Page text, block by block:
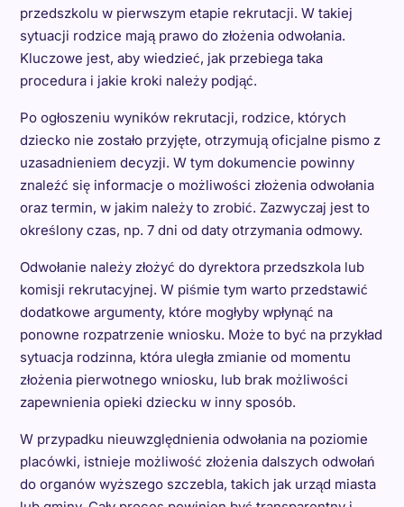
przedszkolu w pierwszym etapie rekrutacji. W takiej
sytuacji rodzice mają prawo do złożenia odwołania.
Kluczowe jest, aby wiedzieć, jak przebiega taka
procedura i jakie kroki należy podjąć.
Po ogłoszeniu wyników rekrutacji, rodzice, których
dziecko nie zostało przyjęte, otrzymują oficjalne pismo z
uzasadnieniem decyzji. W tym dokumencie powinny
znaleźć się informacje o możliwości złożenia odwołania
oraz termin, w jakim należy to zrobić. Zazwyczaj jest to
określony czas, np. 7 dni od daty otrzymania odmowy.
Odwołanie należy złożyć do dyrektora przedszkola lub
komisji rekrutacyjnej. W piśmie tym warto przedstawić
dodatkowe argumenty, które mogłyby wpłynąć na
ponowne rozpatrzenie wniosku. Może to być na przykład
sytuacja rodzinna, która uległa zmianie od momentu
złożenia pierwotnego wniosku, lub brak możliwości
zapewnienia opieki dziecku w inny sposób.
W przypadku nieuwzględnienia odwołania na poziomie
placówki, istnieje możliwość złożenia dalszych odwołań
do organów wyższego szczebla, takich jak urząd miasta